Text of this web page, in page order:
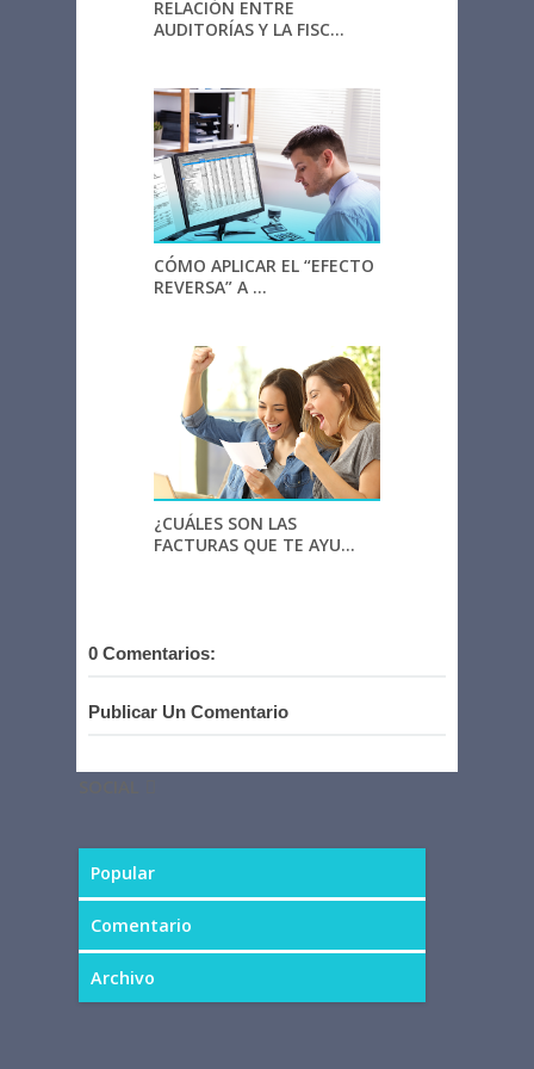
RELACIÓN ENTRE
AUDITORÍAS Y LA FISC...
CÓMO APLICAR EL “EFECTO
REVERSA” A ...
¿CUÁLES SON LAS
FACTURAS QUE TE AYU...
0 Comentarios:
Publicar Un Comentario
Popular
Comentario
Archivo